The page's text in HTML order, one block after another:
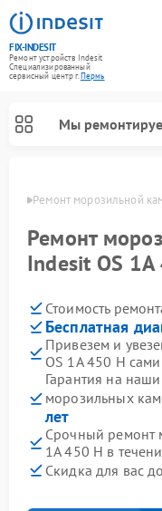
FIX-INDESIT
Ремонт устройств Indesit
Специализированный
cервисный центр г.Пермь
Мы
Ремонт морозильной
Ремонт
Indesit OS
Стоимость
Бесплатная
Привезем и
OS 1A 450 H сами
Гарантия на
морозильных
лет
Срочный ремонт
1A 450 H в
Скидка для вас до